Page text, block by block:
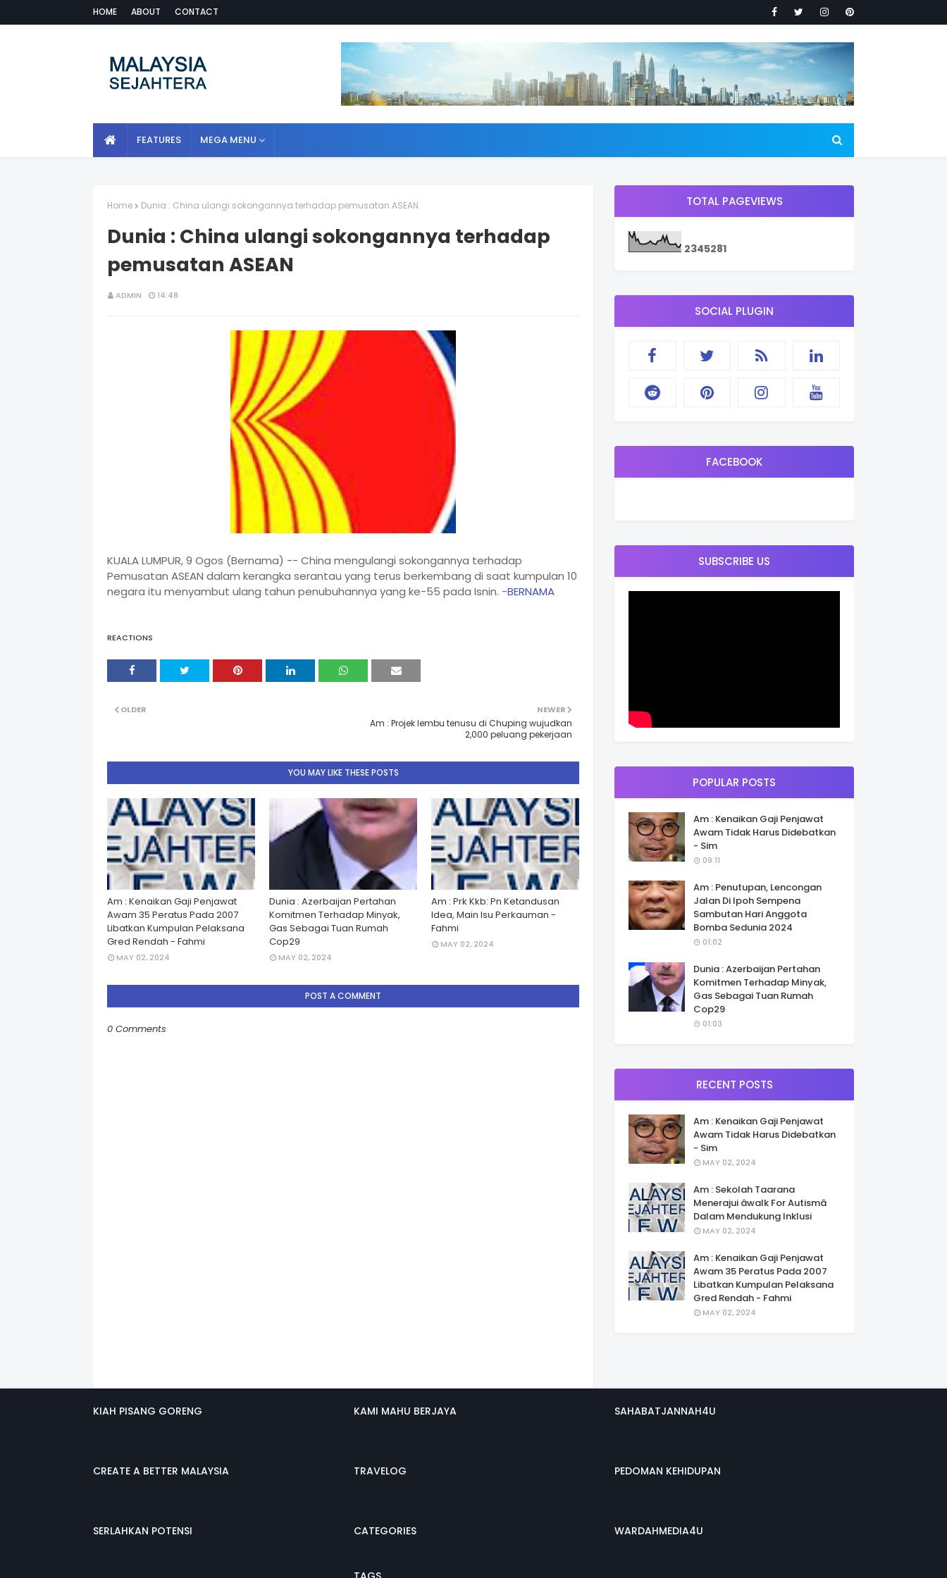
HOME ABOUT CONTACT
FEATURES MEGA MENU
Home Dunia : China ulangi sokongannya terhadap pemusatan ASEAN
Dunia : China ulangi sokongannya terhadap
pemusatan ASEAN
ADMIN 14:48
KUALA LUMPUR, 9 Ogos (Bernama) -- China mengulangi sokongannya terhadap
Pemusatan ASEAN dalam kerangka serantau yang terus berkembang di saat kumpulan 10
negara itu menyambut ulang tahun penubuhannya yang ke-55 pada Isnin. -BERNAMA
REACTIONS
NEWER
Am : Projek lembu tenusu di Chuping wujudkan
2,000 peluang pekerjaan
OLDER
YOU MAY LIKE THESE POSTS
Am : Kenaikan Gaji Penjawat
Awam 35 Peratus Pada 2007
Libatkan Kumpulan Pelaksana
Gred Rendah - Fahmi
MAY 02, 2024
Dunia : Azerbaijan Pertahan
Komitmen Terhadap Minyak,
Gas Sebagai Tuan Rumah
Cop29
MAY 02, 2024
Am : Prk Kkb: Pn Ketandusan
Idea, Main Isu Perkauman -
Fahmi
MAY 02, 2024
POST A COMMENT
0 Comments
TOTAL PAGEVIEWS
2345281
SOCIAL PLUGIN
FACEBOOK
SUBSCRIBE US
POPULAR POSTS
Am : Kenaikan Gaji Penjawat
Awam Tidak Harus Didebatkan
- Sim
09:11
Am : Penutupan, Lencongan
Jalan Di Ipoh Sempena
Sambutan Hari Anggota
Bomba Sedunia 2024
01:02
Dunia : Azerbaijan Pertahan
Komitmen Terhadap Minyak,
Gas Sebagai Tuan Rumah
Cop29
01:03
RECENT POSTS
Am : Kenaikan Gaji Penjawat
Awam Tidak Harus Didebatkan
- Sim
MAY 02, 2024
Am : Sekolah Taarana
Menerajui âwalk For Autismâ
Dalam Mendukung Inklusi
MAY 02, 2024
Am : Kenaikan Gaji Penjawat
Awam 35 Peratus Pada 2007
Libatkan Kumpulan Pelaksana
Gred Rendah - Fahmi
MAY 02, 2024
KIAH PISANG GORENG
CREATE A BETTER MALAYSIA
SERLAHKAN POTENSI
KAMI MAHU BERJAYA
TRAVELOG
CATEGORIES
SAHABATJANNAH4U
PEDOMAN KEHIDUPAN
WARDAHMEDIA4U